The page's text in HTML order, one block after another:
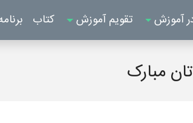
آموزش تقویم آموزش کتاب
مبارک